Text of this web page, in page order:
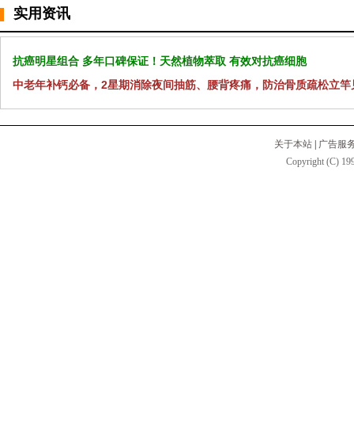
实用资讯
抗癌明星组合 多年口碑保证！天然植物萃取 有效对抗癌细胞
中老年补钙必备，2星期消除夜间抽筋、腰背疼痛，防治骨质疏松立竿
关于本站
广告服
Copyright (C)